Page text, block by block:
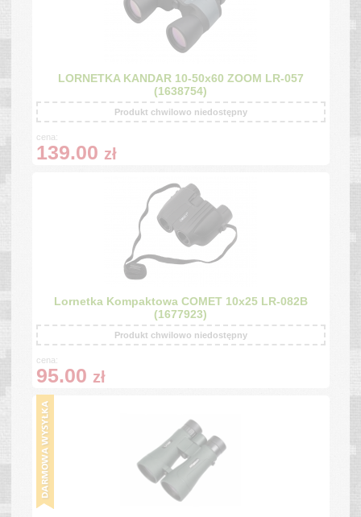
LORNETKA KANDAR 10-50x60 ZOOM LR-057
(1638754)
Produkt chwilowo niedostępny
cena:
139.00 zł
Lornetka Kompaktowa COMET 10x25 LR-082B
(1677923)
Produkt chwilowo niedostępny
cena:
95.00 zł